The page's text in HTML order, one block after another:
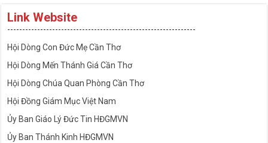
Link Website
---------------------------------------------------------------
Hội Dòng Con Đức Mẹ Cần Thơ
Hội Dòng Mến Thánh Giá Cần Thơ
Hội Dòng Chúa Quan Phòng Cần Thơ
Hội Đồng Giám Mục Việt Nam
Ủy Ban Giáo Lý Đức Tin HĐGMVN
Ủy Ban Thánh Kinh HĐGMVN